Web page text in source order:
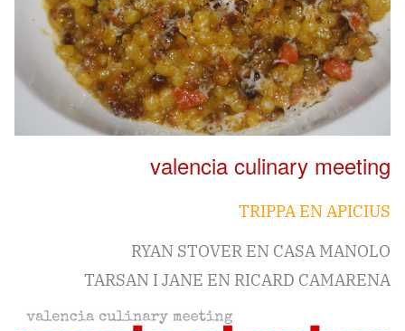
valencia culinary meeting
TRIPPA EN APICIUS
RYAN STOVER EN CASA MANOLO
TARSAN I JANE EN RICARD CAMARENA